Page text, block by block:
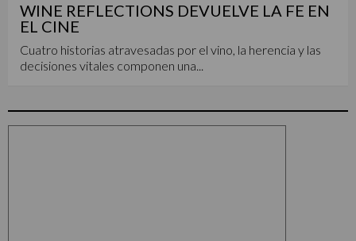
WINE REFLECTIONS DEVUELVE LA FE EN
EL CINE
Cuatro historias atravesadas por el vino, la herencia y las
decisiones vitales componen una...